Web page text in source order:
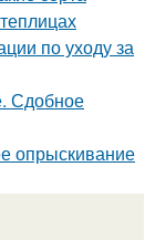
по уходу за
Сдобное
опрыскивание